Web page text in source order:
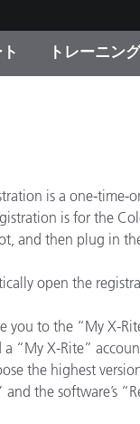
貸出サービス（
者向け製品パッ
の測色
フサイエンス
電化製品
トレーニン
品リスト（旧製品
is a one-time-
is for the
and then plug in
open the
to the “My X-
“My X-Rite”
the highest
the software’s